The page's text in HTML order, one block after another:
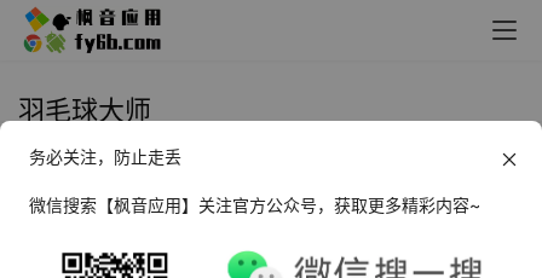
羽毛球大师
2022年11月5日
务必关注，防止走丢
微信搜索【枫音应用】关注官方公众号，获取更多精彩内容~